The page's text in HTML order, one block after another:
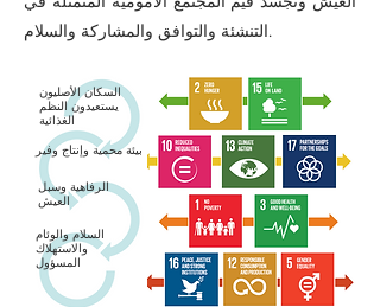
التنشئة والتوافق والمشاركة والسلام.
السكان الأصليون
يستعيدون النظم
الغذائية
بيئة محمية وإنتاج وفير
السلام والوئام
والاستهلاك
المسؤول
الرفاهية وسبل
العيش